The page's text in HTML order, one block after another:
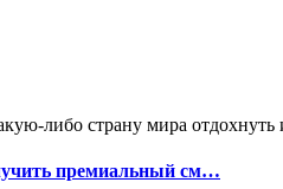
либо страну мира отдохнуть
премиальный см…